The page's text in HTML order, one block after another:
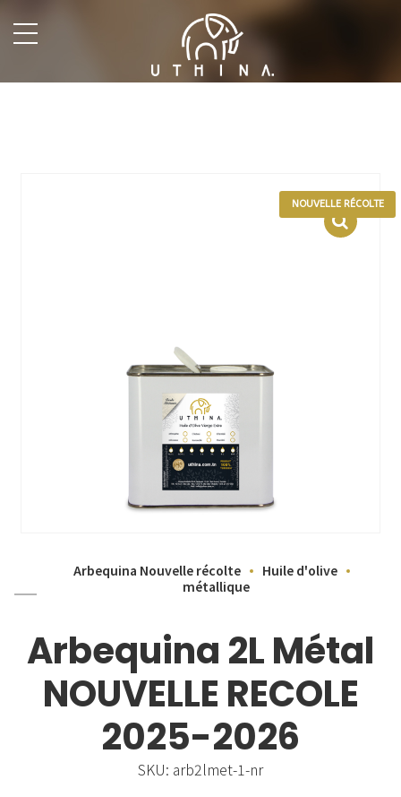
undefined
NOUVELLE RÉCOLTE
Arbequina Nouvelle récolte
Huile d'olive
métallique
Arbequina 2L Métal
NOUVELLE RECOLE
2025-2026
SKU: arb2lmet-1-nr